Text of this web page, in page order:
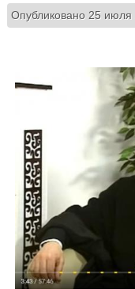
Опубликовано 25 июля